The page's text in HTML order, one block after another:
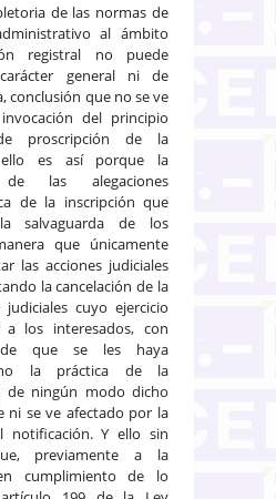
de las normas de
al ámbito
registral no puede
general ni de
conclusión que no se ve
del principio
proscripción de la
ello es así porque la
de las alegaciones
de la inscripción que
salvaguarda de los
que únicamente
las acciones judiciales
la cancelación de la
judiciales cuyo ejercicio
a los interesados, con
de que se les haya
la práctica de la
de ningún modo dicho
ni se ve afectado por la
notificación. Y ello sin
previamente a la
cumplimiento de lo